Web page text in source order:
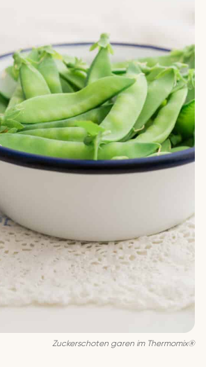
Zu­cker­scho­ten ga­ren im Thermomix®